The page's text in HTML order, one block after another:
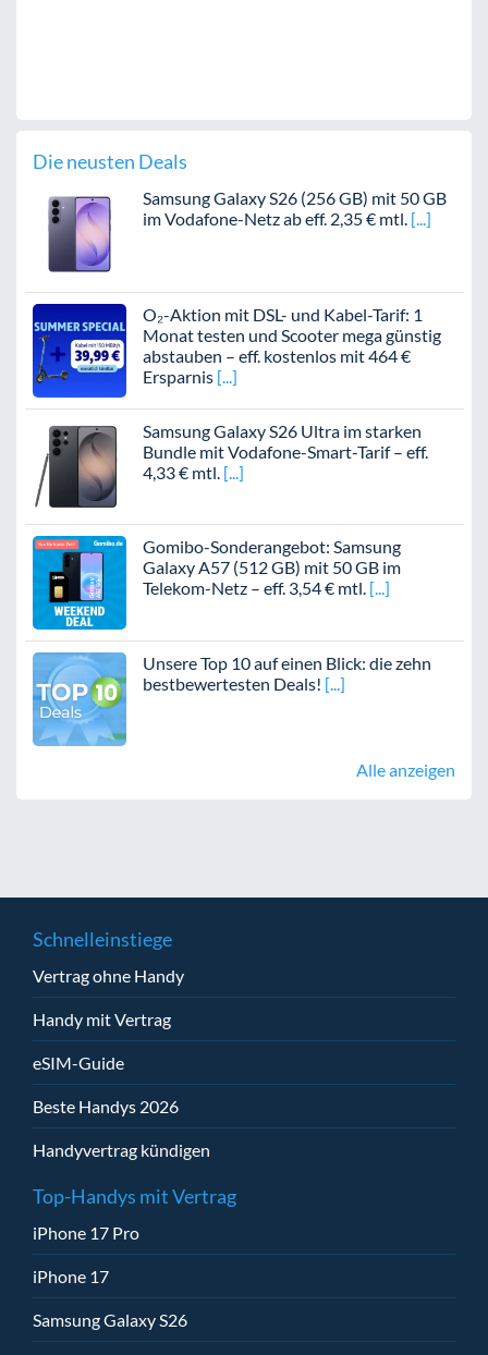
Die neusten Deals
Samsung Galaxy S26 (256 GB) mit 50 GB
im Vodafone-Netz ab eff. 2,35 € mtl.
O₂-Aktion mit DSL- und Kabel-Tarif: 1
Monat testen und Scooter mega günstig
abstauben – eff. kostenlos mit 464 €
Ersparnis
Samsung Galaxy S26 Ultra im starken
Bundle mit Vodafone-Smart-Tarif – eff.
4,33 € mtl.
Gomibo-Sonderangebot: Samsung
Galaxy A57 (512 GB) mit 50 GB im
Telekom-Netz – eff. 3,54 € mtl.
Unsere Top 10 auf einen Blick: die zehn
bestbewertesten Deals!
Alle anzeigen
Schnelleinstiege
Vertrag ohne Handy
Handy mit Vertrag
eSIM-Guide
Beste Handys 2026
Handyvertrag kündigen
Top-Handys mit Vertrag
iPhone 17 Pro
iPhone 17
Samsung Galaxy S26